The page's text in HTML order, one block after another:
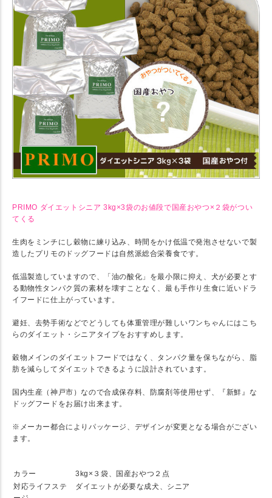
PRIMO ダイエットシニア 3kg×3袋のお値段で国産おやつ×２袋がつい
てくる
生肉をミンチにし穀物に練り込み、時間をかけ低温で発泡させないで製
造したプリモのドッグフードは自然派総合栄養食です。
低温製造していますので、「油の酸化」を最小限に抑え、犬が必要とす
る動物性タンパク質の素材を壊すことなく、最も手作り生食に近いドラ
イフードに仕上がっています。
避妊、去勢手術などでどうしても体重管理が難しいワンちゃんにはこち
らのダイエット・シニアタイプをおすすめします。
穀物メインのダイエットフードではなく、タンパク量を保ちながら、脂
肪を減らしてダイエットできるように設計されています。
国内生産（神戸市）なので合成保存料、防腐剤等使用せず、『新鮮』な
ドッグフードをお届け出来ます。
※メーカー都合によりパッケージ、デザインが変更となる場合がござい
ます。
カラー
3kg×３袋、国産おやつ２点
対応ライフステ
ダイエットが必要な成犬、シニア